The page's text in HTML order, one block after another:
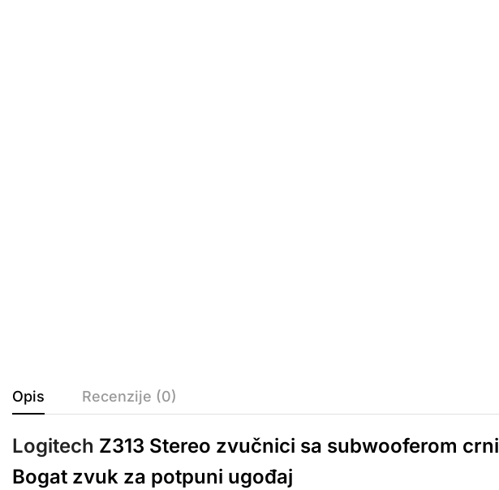
Opis Recenzije (0)
Logitech Z313 Stereo zvučnici sa subwooferom crni
Bogat zvuk za potpuni ugođaj